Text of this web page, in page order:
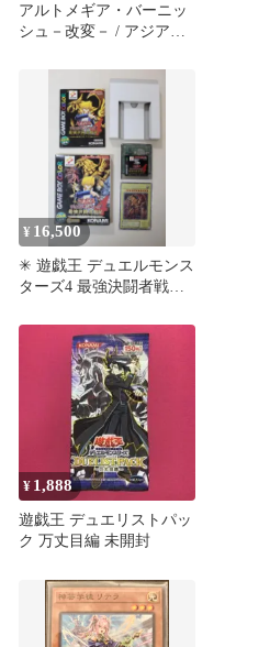
アルトメギア・バーニッ
シュ－改変－ / アジア版 /
バンス [DUELIST
ADVANCE] / DUAD-
JP058 / ID:74011784
¥ 16,500
✳︎ 遊戯王 デュエルモンス
ターズ4 最強決闘者戦
¥ 1,888
遊戯王 デュエリストパッ
ク 万丈目編 未開封